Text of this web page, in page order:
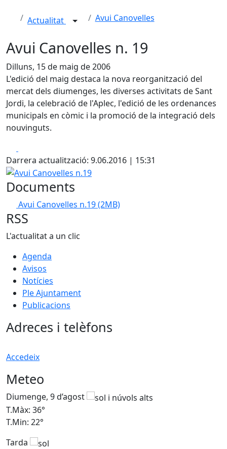
Actualitat Avui Canovelles
Avui Canovelles n. 19
Dilluns, 15 de maig de 2006
L'edició del maig destaca la nova reorganització del
mercat dels diumenges, les diverses activitats de Sant
Jordi, la celebració de l'Aplec, l'edició de les ordenances
municipals en còmic i la promoció de la integració dels
nouvinguts.
Darrera actualització: 9.06.2016 | 15:31
Avui Canovelles n.19
Documents
Avui Canovelles n.19(2MB)
RSS
L'actualitat a un clic
Agenda
Avisos
Notícies
Ple Ajuntament
Publicacions
Adreces i telèfons
Accedeix
Meteo
Diumenge, 9 d’agost
T.Màx: 36°
T.Min: 22°
Tarda